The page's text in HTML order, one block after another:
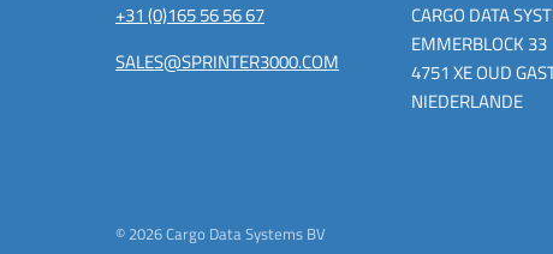
+31 (0)165 56 56 67
SALES@SPRINTER3000.COM
CARGO DATA
EMMERBLOCK 33
4751 XE OUD
NIEDERLANDE
© 2026 Cargo Data Systems BV